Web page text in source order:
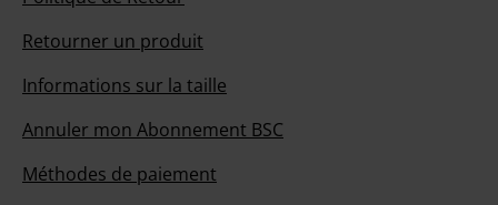
Retourner un produit
Informations sur la taille
Annuler mon Abonnement BSC
Méthodes de paiement